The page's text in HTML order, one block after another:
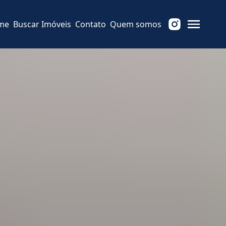
Buscar Imóveis Contato Quem somos